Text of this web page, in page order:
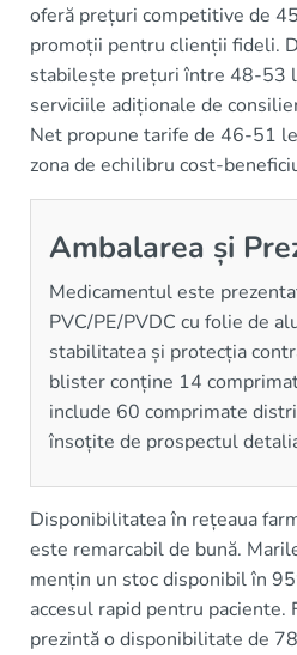
oferă prețuri competitive de
promoții pentru clienții fideli.
stabilește prețuri între 48-53
serviciile adiționale de
Net propune tarife de 46-51
zona de echilibru cost-
Ambalarea și
Medicamentul este
PVC/PE/PVDC cu folie de
stabilitatea și protecția
blister conține 14
include 60 comprimate
însoțite de prospectul
Disponibilitatea în rețeaua
este remarcabil de bună.
mențin un stoc disponibil în
accesul rapid pentru paciente.
prezintă o disponibilitate de